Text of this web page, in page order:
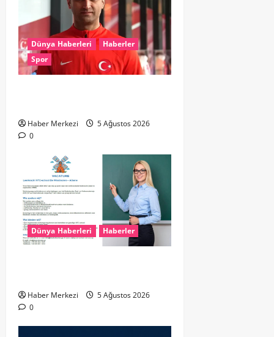
Dünya Haberleri
Haberler
Spor
Haber Merkezi
5 Ağustos 2026
0
Dünya Haberleri Haberler
Haber Merkezi
5 Ağustos 2026
0